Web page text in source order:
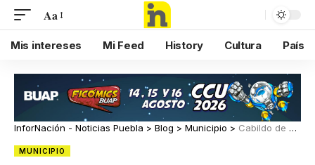
Aa
Mis intereses Mi Feed History Cultura País
InforNación - Noticias Puebla > Blog > Municipio > Cabildo de San Pedro Cholula establece sus comisiones permanentes
MUNICIPIO